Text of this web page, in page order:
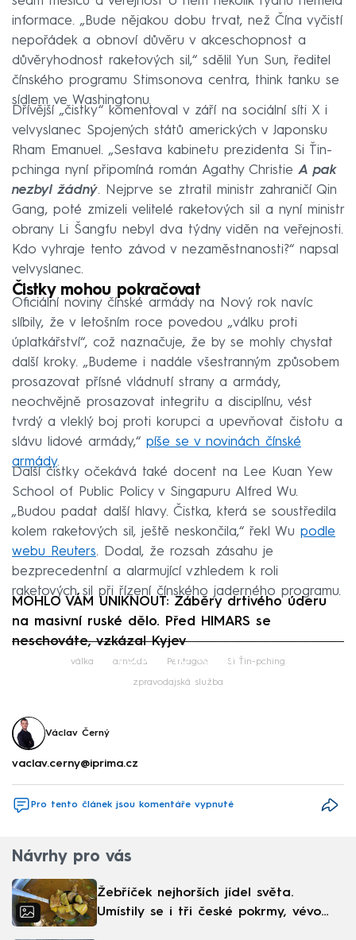
informace. „Bude nějakou dobu trvat, než Čína vyčistí
nepořádek a obnoví důvěru v akceschopnost a
důvěryhodnost raketových sil,“ sdělil Yun Sun, ředitel
čínského programu Stimsonova centra, think tanku se
sídlem ve Washingtonu.
Dřívější „čistky“ komentoval v září na sociální síti X i
velvyslanec Spojených států amerických v Japonsku
Rham Emanuel. „Sestava kabinetu prezidenta Si Ťin-
pchinga nyní připomíná román Agathy ChristieA pak
nezbyl žádný. Nejprve se ztratil ministr zahraničí Qin
Gang, poté zmizeli velitelé raketových sil a nyní ministr
obrany Li Šangfu nebyl dva týdny viděn na veřejnosti.
Kdo vyhraje tento závod v nezaměstnanosti?“ napsal
velvyslanec.
Čistky mohou pokračovat
Oficiální noviny čínské armády na Nový rok navíc
slíbily, že v letošním roce povedou „válku proti
úplatkářství“, což naznačuje, že by se mohly chystat
další kroky. „Budeme i nadále všestranným způsobem
prosazovat přísné vládnutí strany a armády,
neochvějně prosazovat integritu a disciplínu, vést
tvrdý a vleklý boj proti korupci a upevňovat čistotu a
slávu lidové armády,“ píše se v novinách čínské
armády.
Další čistky očekává také docent na Lee Kuan Yew
School of Public Policy v Singapuru Alfred Wu.
„Budou padat další hlavy. Čistka, která se soustředila
kolem raketových sil, ještě neskončila,“ řekl Wu podle
webu Reuters. Dodal, že rozsah zásahu je
bezprecedentní a alarmující vzhledem k roli
raketových sil při řízení čínského jaderného programu.
MOHLO VÁM UNIKNOUT: Záběry drtivého úderu
na masivní ruské dělo. Před HIMARS se
neschováte, vzkázal Kyjev
Failed to fetch
válka armáda Pentagon Si Ťin-pching
zpravodajská služba
Václav Černý
vaclav.cerny@iprima.cz
Pro tento článek jsou komentáře vypnuté
Návrhy pro vás
Žebříček nejhorších jídel světa.
Umístily se i tři české pokrmy, vévodí